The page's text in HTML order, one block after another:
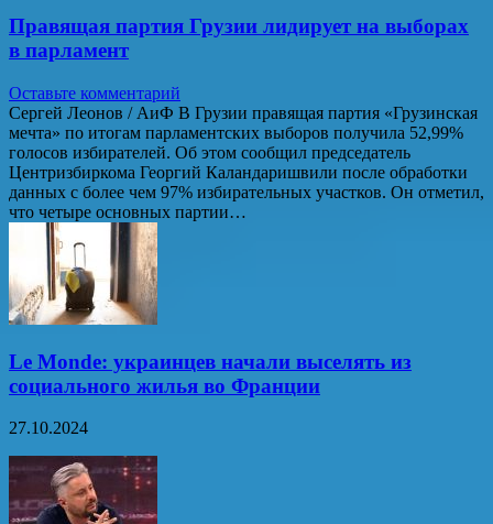
Правящая партия Грузии лидирует на выборах
в парламент
Оставьте комментарий
Сергей Леонов / АиФ В Грузии правящая партия «Грузинская
мечта» по итогам парламентских выборов получила 52,99%
голосов избирателей. Об этом сообщил председатель
Центризбиркома Георгий Каландаришвили после обработки
данных с более чем 97% избирательных участков. Он отметил,
что четыре основных партии…
Le Monde: украинцев начали выселять из
социального жилья во Франции
27.10.2024